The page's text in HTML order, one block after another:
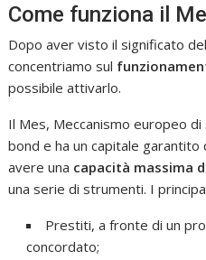
Come funziona il
Dopo aver visto il significato
concentriamo sul
possibile attivarlo.
Il Mes, Meccanismo europeo
bond e ha un capitale garantito
avere una capacità massima
una serie di strumenti. I
Prestiti, a fronte di un
concordato;